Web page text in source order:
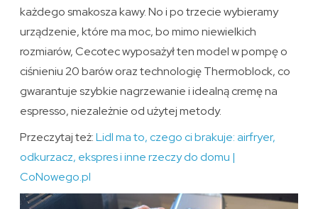
każdego smakosza kawy. No i po trzecie wybieramy
urządzenie, które ma moc, bo mimo niewielkich
rozmiarów, Cecotec wyposażył ten model w pompę o
ciśnieniu 20 barów oraz technologię Thermoblock, co
gwarantuje szybkie nagrzewanie i idealną cremę na
espresso, niezależnie od użytej metody.
Przeczytaj też:Lidl ma to, czego ci brakuje: airfryer,
odkurzacz, ekspres i inne rzeczy do domu |
CoNowego.pl